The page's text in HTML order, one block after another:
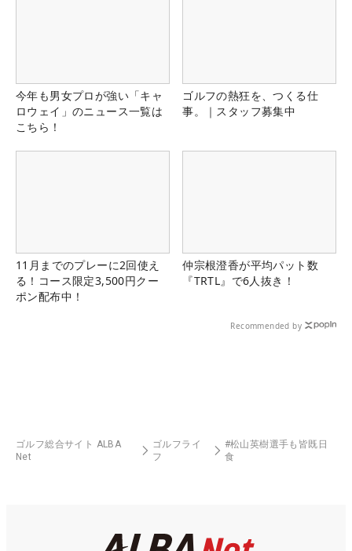
今年も男女プロが強い「キャ
ロウェイ」のニュース一覧は
こちら！
ゴルフの熱狂を、つくる仕
事。｜スタッフ募集中
11月までのプレーに2回使え
る！コース限定3,500円クー
ポン配布中！
仲宗根澄香が平均パット数
『TRTL』で6人抜き！
Recommended by
ゴルフ総合サイト ALBA
Net
ゴルフライ
フ
#松山英樹選手も皆既日
食